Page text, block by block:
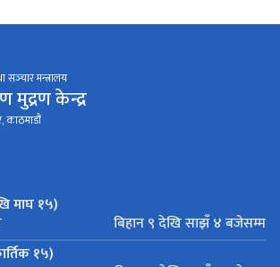
सञ्‍चार मन्त्रालय
मुद्रण केन्द्र
काठमाडौं
माघ १५)
बिहान ९ देखि साझँ ४ बजेसम्म
१५)